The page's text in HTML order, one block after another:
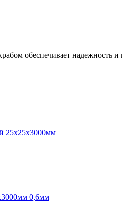
обеспечивает надежность и
25х25х3000мм
0,6мм